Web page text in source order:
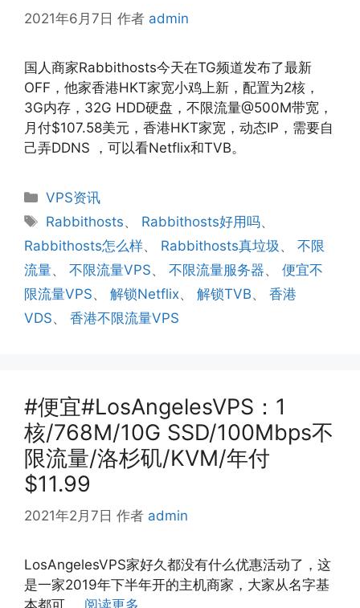
2021年6月7日 作者 admin
国人商家Rabbithosts今天在TG频道发布了最新
OFF，他家香港HKT家宽小鸡上新，配置为2核，
3G内存，32G HDD硬盘，不限流量@500M带宽，
月付$107.58美元，香港HKT家宽，动态IP，需要自
己弄DDNS ，可以看Netflix和TVB。
分
类
VPS资讯
标
签
Rabbithosts、 Rabbithosts好用吗、
Rabbithosts怎么样、 Rabbithosts真垃圾 、 不限
流量、 不限流量VPS、 不限流量服务器、 便宜不
限流量VPS、 解锁Netflix、 解锁TVB、 香港
VDS、 香港不限流量VPS
#便宜#LosAngelesVPS：1
核/768M/10G SSD/100Mbps不
限流量/洛杉矶/KVM/年付
$11.99
2021年2月7日 作者 admin
LosAngelesVPS家好久都没有什么优惠活动了，这
是一家2019年下半年开的主机商家，大家从名字基
本都可 … 阅读更多